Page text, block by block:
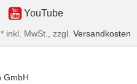
YouTube
* inkl. MwSt., zzgl. Versandkosten